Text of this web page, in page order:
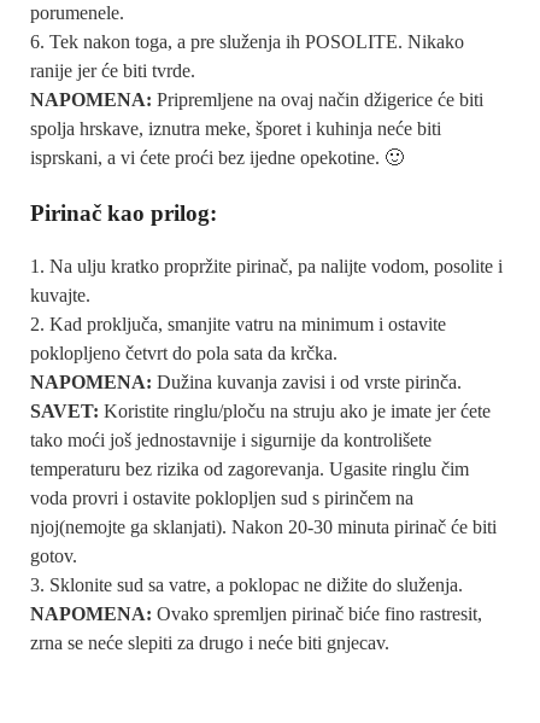
porumenele.
Tek nakon toga, a pre služenja ih POSOLITE. Nikako
ranije jer će biti tvrde.
NAPOMENA: Pripremljene na ovaj način džigerice će biti
spolja hrskave, iznutra meke, šporet i kuhinja neće biti
isprskani, a vi ćete proći bez ijedne opekotine. 🙂
Pirinač kao prilog:
Na ulju kratko propržite pirinač, pa nalijte vodom, posolite i
kuvajte.
Kad proključa, smanjite vatru na minimum i ostavite
poklopljeno četvrt do pola sata da krčka.
NAPOMENA: Dužina kuvanja zavisi i od vrste pirinča.
SAVET: Koristite ringlu/ploču na struju ako je imate jer ćete
tako moći još jednostavnije i sigurnije da kontrolišete
temperaturu bez rizika od zagorevanja. Ugasite ringlu čim
voda provri i ostavite poklopljen sud s pirinčem na
njoj(nemojte ga sklanjati). Nakon 20-30 minuta pirinač će biti
gotov.
Sklonite sud sa vatre, a poklopac ne dižite do služenja.
NAPOMENA: Ovako spremljen pirinač biće fino rastresit,
zrna se neće slepiti za drugo i neće biti gnjecav.